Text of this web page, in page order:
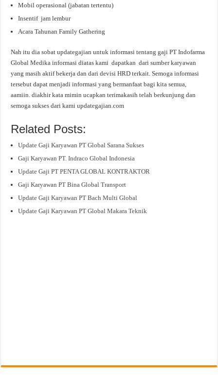
Mobil operasional (jabatan tertentu)
Insentif jam lembur
Acara Tahunan Family Gathering
Nah itu dia sobat updategajian untuk informasi tentang gaji PT Indofarma
Global Medika informasi diatas kami dapatkan dari sumber karyawan
yang masih aktif bekerja dan dari devisi HRD terkait. Semoga informasi
tersebut dapat menjadi informasi yang bermanfaat bagi kita semua,
aamiin. diakhir kata mimin ucapkan terimakasih telah berkunjung dan
semoga sukses dari kami updategajian.com
Related Posts:
Update Gaji Karyawan PT Global Sarana Sukses
Gaji Karyawan PT. Indraco Global Indonesia
Update Gaji PT PENTA GLOBAL KONTRAKTOR
Gaji Karyawan PT Bina Global Transport
Update Gaji Karyawan PT Bach Multi Global
Update Gaji Karyawan PT Global Makara Teknik